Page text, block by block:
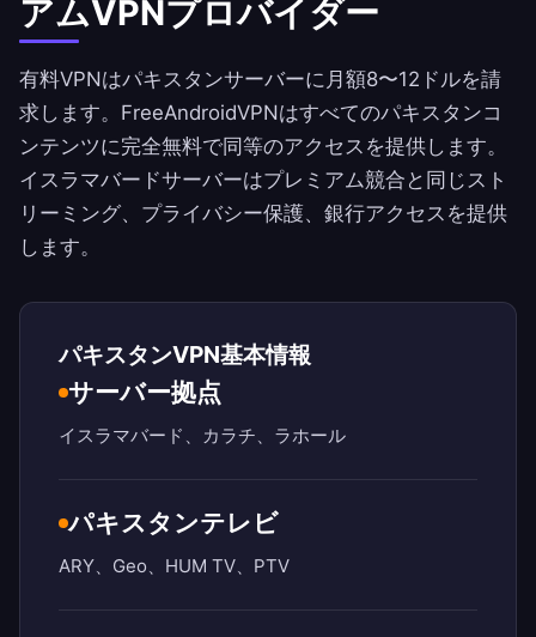
アムVPNプロバイダー
有料VPNはパキスタンサーバーに月額8〜12ドルを請
求します。 FreeAndroidVPNはすべてのパキスタンコ
ンテンツに完全無料で同等のアクセスを提供します。
イスラマバードサーバーはプレミアム競合と同じスト
リーミング、プライバシー保護、銀行アクセスを提供
します。
パキスタンVPN基本情報
サーバー拠点
イスラマバード、カラチ、ラホール
パキスタンテレビ
ARY、Geo、HUM TV、PTV